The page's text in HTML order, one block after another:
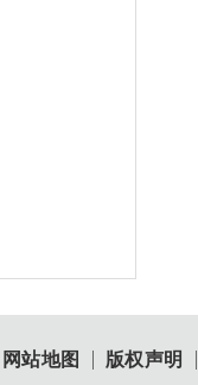
网站地图 版权声明